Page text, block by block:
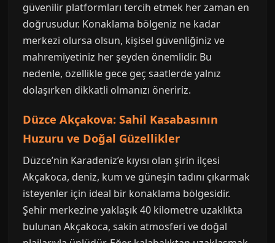
güvenilir platformları tercih etmek her zaman en
doğrusudur. Konaklama bölgeniz ne kadar
merkezi olursa olsun, kişisel güvenliğiniz ve
mahremiyetiniz her şeyden önemlidir. Bu
nedenle, özellikle gece geç saatlerde yalnız
dolaşırken dikkatli olmanızı öneririz.
Düzce Akçakova: Sahil Kasabasının
Huzuru ve Doğal Güzellikler
Düzce’nin Karadeniz’e kıyısı olan şirin ilçesi
Akçakoca, deniz, kum ve güneşin tadını çıkarmak
isteyenler için ideal bir konaklama bölgesidir.
Şehir merkezine yaklaşık 40 kilometre uzaklıkta
bulunan Akçakoca, sakin atmosferi ve doğal